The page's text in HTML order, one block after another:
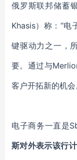
俄罗斯联邦储蓄
Khasis）称：“电
键驱动力之一，
要。通过与
客户开拓新的机会
电子商务一直是
斯对外表示该行